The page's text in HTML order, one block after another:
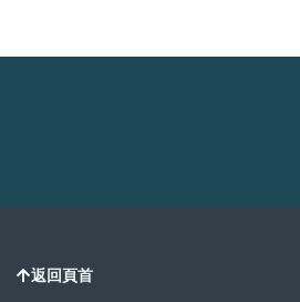
返回頁首